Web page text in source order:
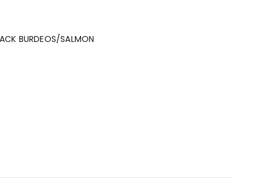
BURDEOS/SALMON